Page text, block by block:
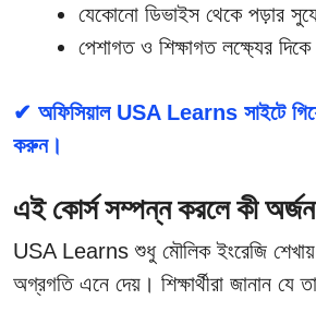
যেকোনো ডিভাইস থেকে পড়ার
পেশাগত ও শিক্ষাগত লক্ষ্যের
✔ অফিসিয়াল USA Learns সাইটে
করুন।
এই কোর্স সম্পন্ন করলে কী
USA Learns শুধু মৌলিক ইংরেজি
অগ্রগতি এনে দেয়। শিক্ষার্থীরা জানান যে